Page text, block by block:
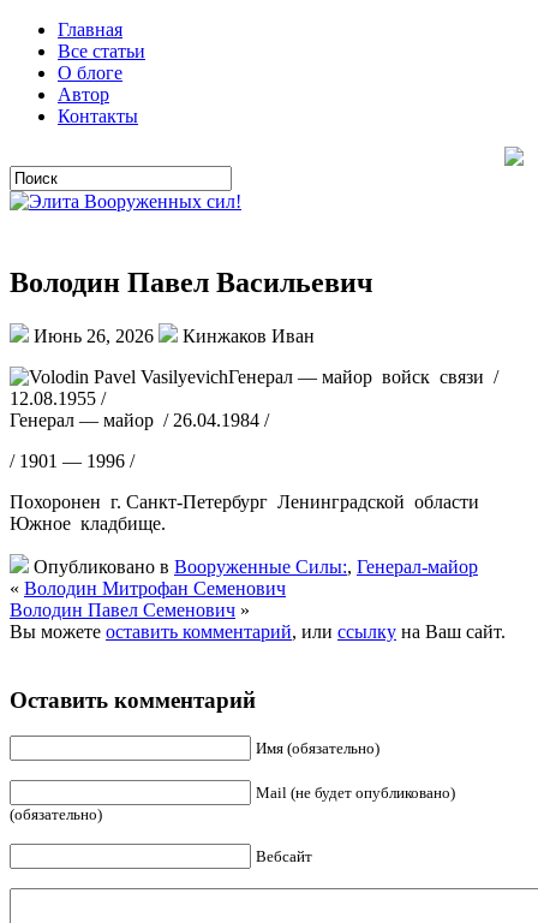
Главная
Все статьи
О блоге
Автор
Контакты
Володин Павел Васильевич
Июнь 26, 2026
Кинжаков Иван
Генерал — майор войск связи /
12.08.1955 /
Генерал — майор / 26.04.1984 /
/ 1901 — 1996 /
Похоронен г. Санкт-Петербург Ленинградской области
Южное кладбище.
Опубликовано в Вооруженные Силы:, Генерал-майор
« Володин Митрофан Семенович
Володин Павел Семенович »
Вы можете оставить комментарий, или ссылку на Ваш сайт.
Оставить комментарий
Имя (обязательно)
Mail (не будет опубликовано)
(обязательно)
Вебсайт